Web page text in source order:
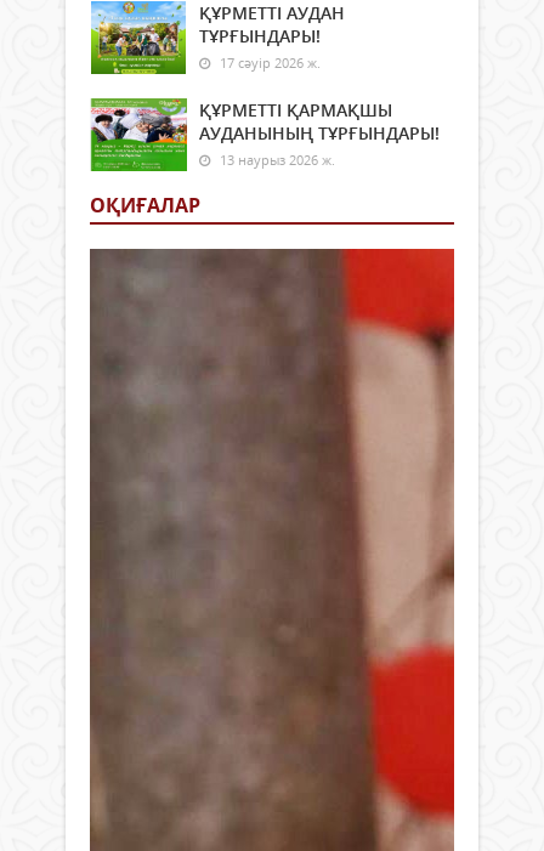
ҚҰРМЕТТІ АУДАН
ТҰРҒЫНДАРЫ!
17 сәуір 2026 ж.
ҚҰРМЕТТІ ҚАРМАҚШЫ
АУДАНЫНЫҢ ТҰРҒЫНДАРЫ!
13 наурыз 2026 ж.
ОҚИҒАЛАР